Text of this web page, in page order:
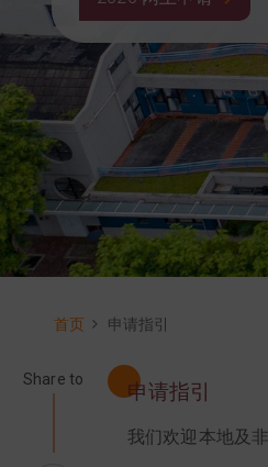
面
屑
首页 申请指引
Share to 申请指引
我们欢迎本地及